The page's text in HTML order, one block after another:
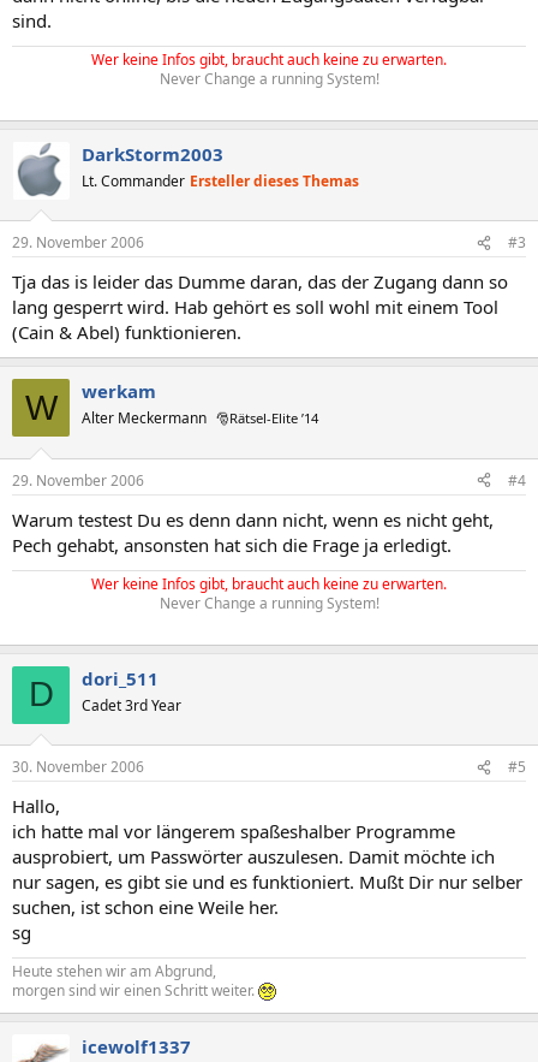
sind.
Wer keine Infos gibt, braucht auch keine zu erwarten.
Never Change a running System!
DarkStorm2003
Lt. Commander Ersteller dieses Themas
29. November 2006 #3
Tja das is leider das Dumme daran, das der Zugang dann so
lang gesperrt wird. Hab gehört es soll wohl mit einem Tool
(Cain & Abel) funktionieren.
W werkam
Alter Meckermann 🎅Rätsel-Elite ’14
29. November 2006 #4
Warum testest Du es denn dann nicht, wenn es nicht geht,
Pech gehabt, ansonsten hat sich die Frage ja erledigt.
Wer keine Infos gibt, braucht auch keine zu erwarten.
Never Change a running System!
D dori_511
Cadet 3rd Year
30. November 2006 #5
Hallo,
ich hatte mal vor längerem spaßeshalber Programme
ausprobiert, um Passwörter auszulesen. Damit möchte ich
nur sagen, es gibt sie und es funktioniert. Mußt Dir nur selber
suchen, ist schon eine Weile her.
sg
Heute stehen wir am Abgrund,
morgen sind wir einen Schritt weiter.
icewolf1337